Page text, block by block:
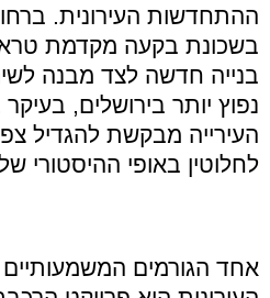
ההתחדשות העירונית.
בשכונת בקעה מקדמת
בנייה חדשה לצד מבנה
נפוץ יותר בירושלים,
העירייה מבקשת להגדיל
לחלוטין באופי ההיסטורי
אחד הגורמים